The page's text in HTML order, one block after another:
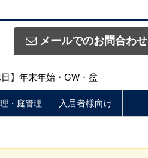
メールでのお問合わせ
】年末年始・GW・盆
・庭管理 入居者様向け